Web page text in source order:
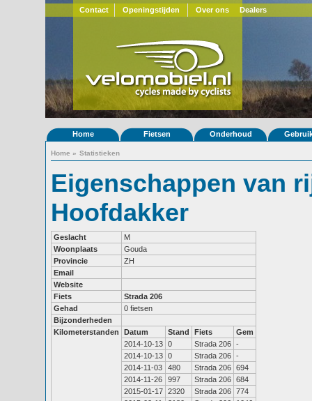
Contact Openingstijden Over ons Dealers
Home Fietsen Onderhoud
Home » Statistieken
Eigenschappen van
Hoofdakker
Geslacht
M
Woonplaats
Gouda
Provincie
ZH
Email
Website
Fiets
Strada 206
Gehad
0 fietsen
Bijzonderheden
Kilometerstanden
Datum Stand Fiets
Gem
2014-10-13 0 Strada 206 -
2014-10-13 0 Strada 206 -
2014-11-03
480 Strada 206 694
2014-11-26
997 Strada 206 684
2015-01-17 2320 Strada 206 774